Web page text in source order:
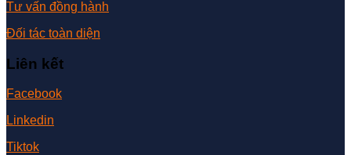
Tư vấn đồng hành
Đối tác toàn diện
Liên kết
Facebook
Linkedin
Tiktok